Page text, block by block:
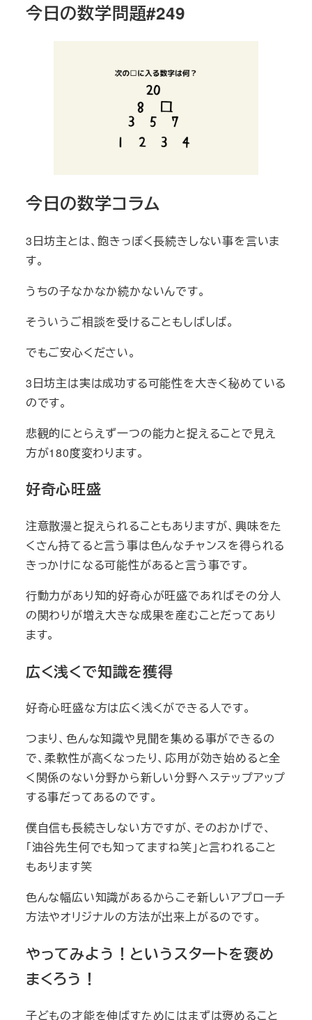
今日の数学問題#249
今日の数学コラム
3日坊主とは、飽きっぽく長続きしない事を言いま
す。
うちの子なかなか続かないんです。
そういうご相談を受けることもしばしば。
でもご安心ください。
3日坊主は実は成功する可能性を大きく秘めている
のです。
悲観的にとらえず一つの能力と捉えることで見え
方が180度変わります。
好奇心旺盛
注意散漫と捉えられることもありますが、興味をた
くさん持てると言う事は色んなチャンスを得られる
きっかけになる可能性があると言う事です。
行動力があり知的好奇心が旺盛であればその分人
の関わりが増え大きな成果を産むことだってあり
ます。
広く浅くで知識を獲得
好奇心旺盛な方は広く浅くができる人です。
つまり、色んな知識や見聞を集める事ができるの
で、柔軟性が高くなったり、応用が効き始めると全
く関係のない分野から新しい分野へステップアップ
する事だってあるのです。
僕自信も長続きしない方ですが、そのおかげで、
「油谷先生何でも知ってますね笑」と言われること
もあります笑
色んな幅広い知識があるからこそ新しいアプローチ
方法やオリジナルの方法が出来上がるのです。
やってみよう！というスタートを褒め
まくろう！
子どもの才能を伸ばすためにはまずは褒めること